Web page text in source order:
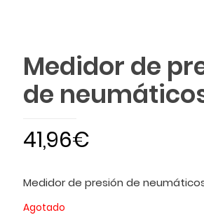
Medidor de
de
41,96€
Medidor de presión de
Agotado